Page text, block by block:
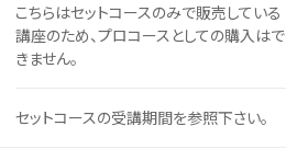
こちらはセットコースのみで販売している
講座のため、プロコースとしての購入はで
きません。
セットコースの受講期間を参照下さい。